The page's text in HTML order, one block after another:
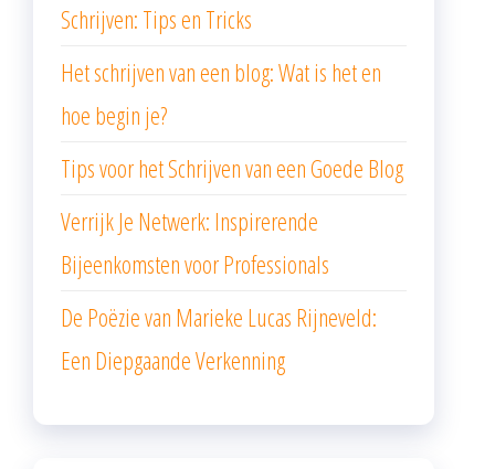
Schrijven: Tips en Tricks
Het schrijven van een blog: Wat is het en
hoe begin je?
Tips voor het Schrijven van een Goede Blog
Verrijk Je Netwerk: Inspirerende
Bijeenkomsten voor Professionals
De Poëzie van Marieke Lucas Rijneveld:
Een Diepgaande Verkenning